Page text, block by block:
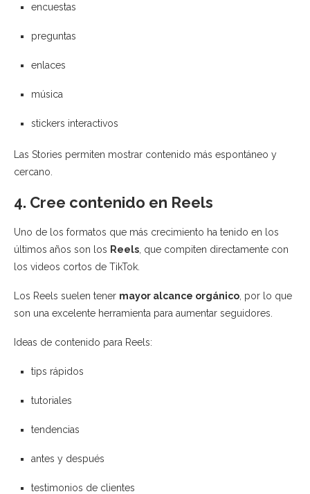
encuestas
preguntas
enlaces
música
stickers interactivos
Las Stories permiten mostrar contenido más espontáneo y
cercano.
4. Cree contenido en Reels
Uno de los formatos que más crecimiento ha tenido en los
últimos años son los Reels , que compiten directamente con
los videos cortos de TikTok
Los Reels suelen tener mayor alcance orgánico , por lo que
son una excelente herramienta para aumentar seguidores.
Ideas de contenido para Reels:
tips rápidos
tutoriales
tendencias
antes y después
testimonios de clientes